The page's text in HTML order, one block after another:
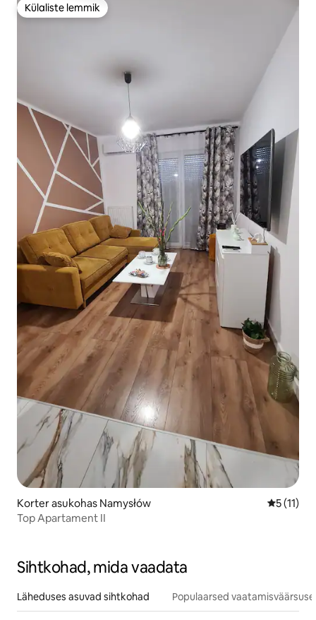
Külaliste lemmik
Külaliste lemmik
Korter asukohas Namysłów
5 (11)
Top Apartament II
Sihtkohad, mida vaadata
Läheduses asuvad sihtkohad Populaarsed